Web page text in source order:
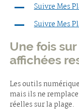
Suivre Mes
Suivre Mes
Une fois
affichées
Les outils
mais ils ne
réelles sur la plage.